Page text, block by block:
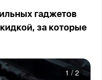
гаджетов
за которые
1 / 2